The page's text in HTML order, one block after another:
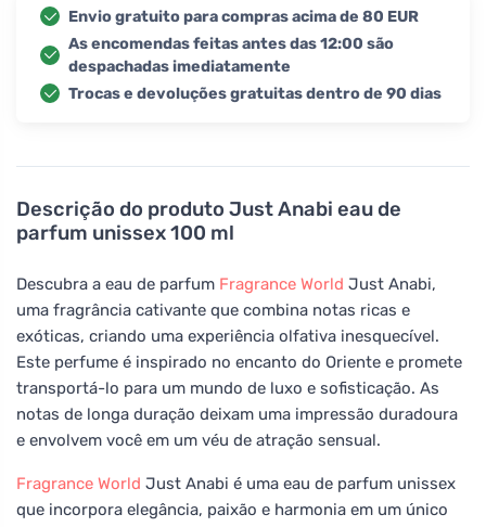
Descrição do produto Just Anabi eau de
parfum unissex 100 ml
Descubra a eau de parfum Fragrance World Just Anabi,
uma fragrância cativante que combina notas ricas e
exóticas, criando uma experiência olfativa inesquecível.
Este perfume é inspirado no encanto do Oriente e promete
transportá-lo para um mundo de luxo e sofisticação. As
notas de longa duração deixam uma impressão duradoura
e envolvem você em um véu de atração sensual.
Fragrance World Just Anabi é uma eau de parfum unissex
que incorpora elegância, paixão e harmonia em um único
Envio gratuito para compras acima de 80 EUR
As encomendas feitas antes das 12:00 são
despachadas imediatamente
Trocas e devoluções gratuitas dentro de 90 dias